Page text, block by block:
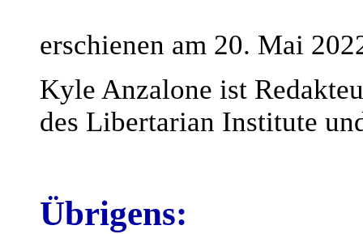
erschienen am 20. Mai
Kyle Anzalone ist
des Libertarian Institute
Übrigens: